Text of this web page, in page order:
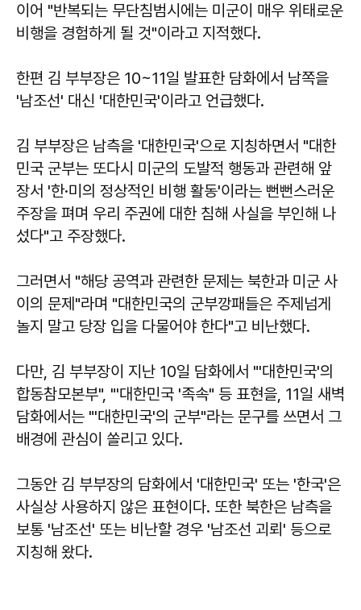
이어 "반복되는 무단침범시에는 미군이 매우 위태로운
비행을 경험하게 될 것"이라고 지적했다.
한편 김 부부장은 10~11일 발표한 담화에서 남쪽을
'남조선' 대신 '대한민국'이라고 언급했다.
김 부부장은 남측을 '대한민국'으로 지칭하면서 "대한
민국 군부는 또다시 미군의 도발적 행동과 관련해 앞
장서 '한·미의 정상적인 비행 활동'이라는 뻔뻔스러운
주장을 펴며 우리 주권에 대한 침해 사실을 부인해 나
섰다"고 주장했다.
그러면서 "해당 공역과 관련한 문제는 북한과 미군 사
이의 문제"라며 "대한민국의 군부깡패들은 주제넘게
놀지 말고 당장 입을 다물어야 한다"고 비난했다.
다만, 김 부부장이 지난 10일 담화에서 "'대한민국'의
합동참모본부", "'대한민국 '족속" 등 표현을, 11일 새벽
담화에서는 "'대한민국'의 군부"라는 문구를 쓰면서 그
배경에 관심이 쏠리고 있다.
그동안 김 부부장의 담화에서 '대한민국' 또는 '한국'은
사실상 사용하지 않은 표현이다. 또한 북한은 남측을
보통 '남조선' 또는 비난할 경우 '남조선 괴뢰' 등으로
지칭해 왔다.